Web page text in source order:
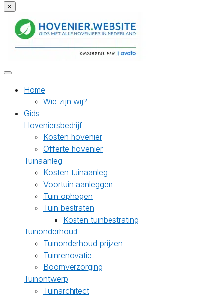
×
Home
Wie zijn wij?
Gids
Hoveniersbedrijf
Kosten hovenier
Offerte hovenier
Tuinaanleg
Kosten tuinaanleg
Voortuin aanleggen
Tuin ophogen
Tuin bestraten
Kosten tuinbestrating
Tuinonderhoud
Tuinonderhoud prijzen
Tuinrenovatie
Boomverzorging
Tuinontwerp
Tuinarchitect